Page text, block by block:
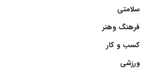
سلامتی
فرهنگ وهنر
کسب و کار
ورزشی